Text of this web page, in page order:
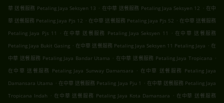
華 送餐服務 Petaling Jaya Seksyen 13 . 在中華 送餐服務 Petaling Jaya Seksyen 12 . 在中
華 送餐服務 Petaling Jaya Pjs 12 . 在中華 送餐服務 Petaling Jaya Pjs 52 . 在中華 送餐服務
Petaling Jaya Pjs 11
. 在中華 送餐服務 Petaling Jaya Seksyen 11 . 在中華 送餐服務
Petaling Jaya Bukit Gasing . 在中華 送餐服務 Petaling Jaya Seksyen 11 Petaling Jaya . 在
中華 送餐服務 Petaling Jaya Bandar Utama . 在中華 送餐服務 Petaling Jaya Tropicana .
在中華 送餐服務 Petaling Jaya Sunway Damansara . 在中華 送餐服務 Petaling Jaya
Damansara Utama . 在中華 送餐服務 Petaling Jaya Pju 1 . 在中華 送餐服務 Petaling Jaya
Tropicana Indah . 在中華 送餐服務 Petaling Jaya Kota Damansara . 在中華 送餐服務